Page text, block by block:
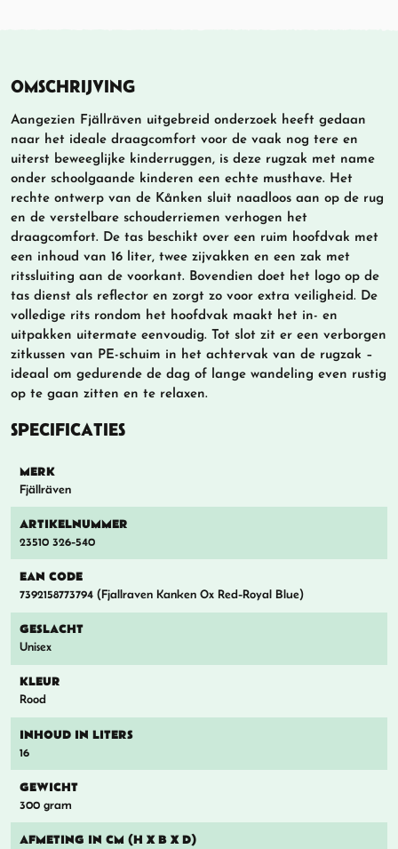
OMSCHRIJVING
Aangezien Fjällräven uitgebreid onderzoek heeft gedaan
naar het ideale draagcomfort voor de vaak nog tere en
uiterst beweeglijke kinderruggen, is deze rugzak met name
onder schoolgaande kinderen een echte musthave. Het
rechte ontwerp van de Kånken sluit naadloos aan op de rug
en de verstelbare schouderriemen verhogen het
draagcomfort. De tas beschikt over een ruim hoofdvak met
een inhoud van 16 liter, twee zijvakken en een zak met
ritssluiting aan de voorkant. Bovendien doet het logo op de
tas dienst als reflector en zorgt zo voor extra veiligheid. De
volledige rits rondom het hoofdvak maakt het in- en
uitpakken uitermate eenvoudig. Tot slot zit er een verborgen
zitkussen van PE-schuim in het achtervak van de rugzak –
ideaal om gedurende de dag of lange wandeling even rustig
op te gaan zitten en te relaxen.
SPECIFICATIES
MERK
Fjällräven
ARTIKELNUMMER
23510 326-540
EAN CODE
7392158773794 (Fjallraven Kanken Ox Red-Royal Blue)
GESLACHT
Unisex
KLEUR
Rood
INHOUD IN LITERS
16
GEWICHT
300 gram
AFMETING IN CM (H X B X D)